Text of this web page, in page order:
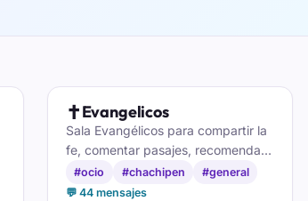
✝️Evangelicos
Sala Evangélicos para compartir la
fe, comentar pasajes, recomendar
alabanzas y acompañarte entre
hermanos que caminan contigo.
#ocio #chachipen
#general
💬 44 mensajes